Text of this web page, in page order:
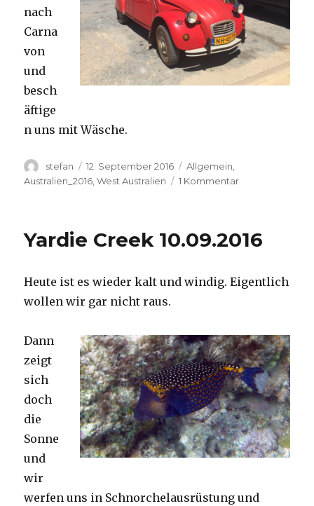
nach
Carna
von
und
besch
äftige
n uns mit Wäsche.
Autor
stefan
Veröffentlicht
am
12. September 2016 Kategorien
Allgemein
Australien_2016 ,West Australien 1 Kommentarzu
Yardie Creek 10.09.2016
Heute ist es wieder kalt und windig. Eigentlich
wollen wir gar nicht raus.
Dann
zeigt
sich
doch
die
Sonne
und
wir
werfen uns in Schnorchelausrüstung und